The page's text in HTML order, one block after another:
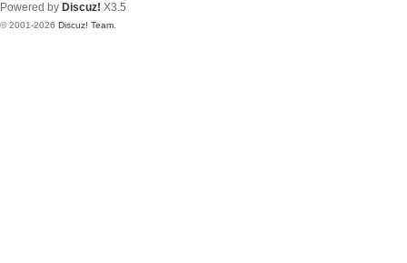
Powered by Discuz! X3.5
© 2001-2026 Discuz! Team